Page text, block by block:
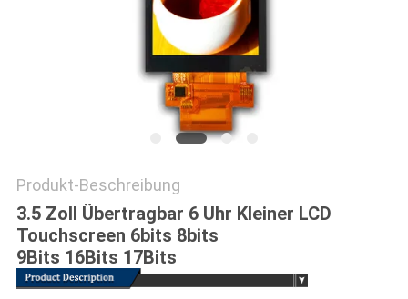
Produkt-Beschreibung
3.5 Zoll Übertragbar 6 Uhr Kleiner LCD
Touchscreen 6bits 8bits
9Bits 16Bits 17Bits